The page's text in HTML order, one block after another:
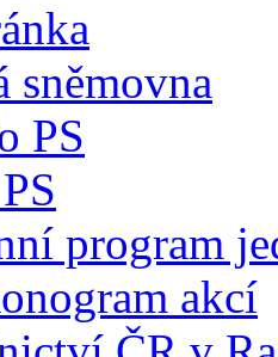
sněmovna
PS
program
akcí